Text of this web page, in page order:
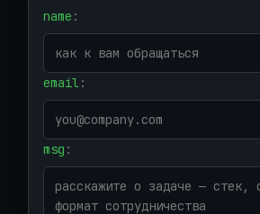
name :
email:
msg :